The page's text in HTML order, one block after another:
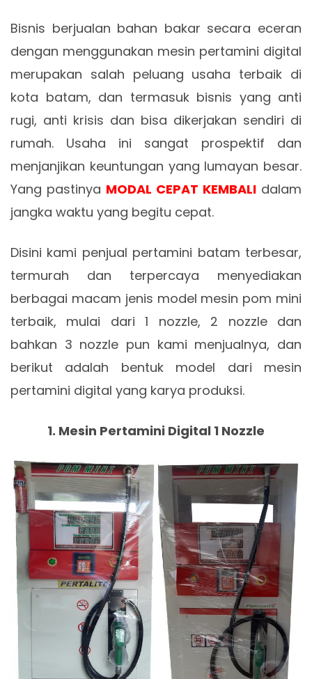
Bisnis berjualan bahan bakar secara eceran
dengan menggunakan mesin pertamini digital
merupakan salah peluang usaha terbaik di
kota batam, dan termasuk bisnis yang anti
rugi, anti krisis dan bisa dikerjakan sendiri di
rumah. Usaha ini sangat prospektif dan
menjanjikan keuntungan yang lumayan besar.
Yang pastinya MODAL CEPAT KEMBALI dalam
jangka waktu yang begitu cepat.
Disini kami penjual pertamini batam terbesar,
termurah dan terpercaya menyediakan
berbagai macam jenis model mesin pom mini
terbaik, mulai dari 1 nozzle, 2 nozzle dan
bahkan 3 nozzle pun kami menjualnya, dan
berikut adalah bentuk model dari mesin
pertamini digital yang karya produksi.
1. Mesin Pertamini Digital 1 Nozzle